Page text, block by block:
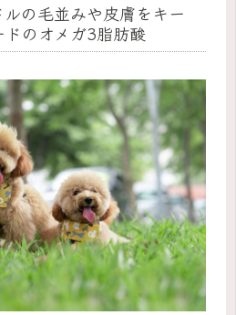
の毛並みや皮膚をキー
のオメガ3脂肪酸